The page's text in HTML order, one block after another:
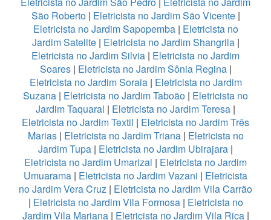
São Roberto| Eletricista no Jardim São Vicente|
Eletricista no Jardim Sapopemba| Eletricista no
Jardim Satelite| Eletricista no Jardim Shangrila|
Eletricista no Jardim Silvia | Eletricista no Jardim
Soares| Eletricista no Jardim Sônia Regina|
Eletricista no Jardim Soraia| Eletricista no Jardim
Suzana | Eletricista no Jardim Taboão | Eletricista no
Jardim Taquaral | Eletricista no Jardim Teresa |
Eletricista no Jardim Textil | Eletricista no Jardim Três
Marias| Eletricista no Jardim Triana| Eletricista no
Jardim Tupa | Eletricista no Jardim Ubirajara |
Eletricista no Jardim Umarizal | Eletricista no Jardim
Umuarama | Eletricista no Jardim Vazani | Eletricista
no Jardim Vera Cruz | Eletricista no Jardim Vila Carrão
| Eletricista no Jardim Vila Formosa| Eletricista no
Jardim Vila Mariana| Eletricista no Jardim Vila Rica|